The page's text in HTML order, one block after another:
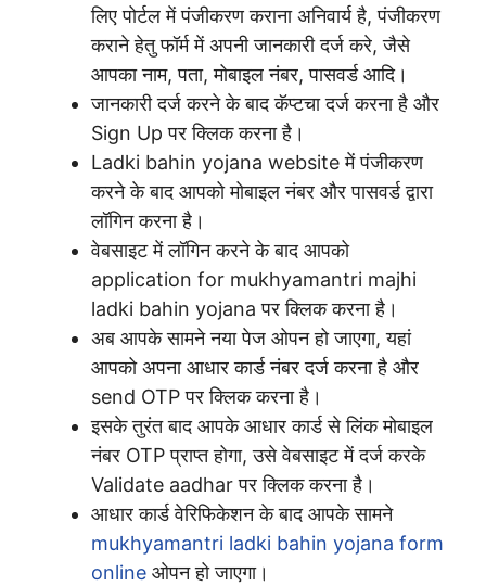
लिए पोर्टल में पंजीकरण कराना अनिवार्य है, पंजीकरण
कराने हेतु फॉर्म में अपनी जानकारी दर्ज करे, जैसे
आपका नाम, पता, मोबाइल नंबर, पासवर्ड आदि।
जानकारी दर्ज करने के बाद कॅप्टचा दर्ज करना है और
Sign Up पर क्लिक करना है।
Ladki bahin yojana website में पंजीकरण
करने के बाद आपको मोबाइल नंबर और पासवर्ड द्वारा
लॉगिन करना है।
वेबसाइट में लॉगिन करने के बाद आपको
application for mukhyamantri majhi
ladki bahin yojana पर क्लिक करना है।
अब आपके सामने नया पेज ओपन हो जाएगा, यहां
आपको अपना आधार कार्ड नंबर दर्ज करना है और
send OTP पर क्लिक करना है।
इसके तुरंत बाद आपके आधार कार्ड से लिंक मोबाइल
नंबर OTP प्राप्त होगा, उसे वेबसाइट में दर्ज करके
Validate aadhar पर क्लिक करना है।
आधार कार्ड वेरिफिकेशन के बाद आपके सामने
mukhyamantri ladki bahin yojana form
online ओपन हो जाएगा।